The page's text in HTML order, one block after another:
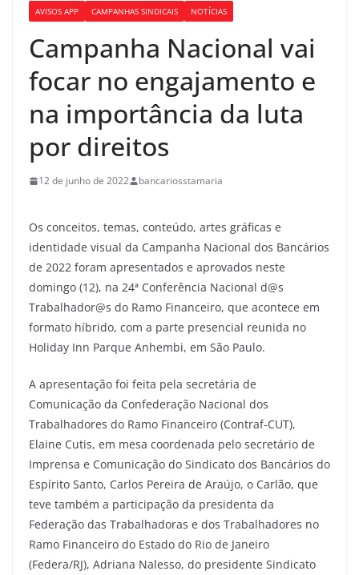
AVISOS APP CAMPANHAS SINDICAIS NOTÍCIAS
Campanha Nacional vai
focar no engajamento e
na importância da luta
por direitos
12 de junho de 2022 bancariosstamaria
Os conceitos, temas, conteúdo, artes gráficas e
identidade visual da Campanha Nacional dos Bancários
de 2022 foram apresentados e aprovados neste
domingo (12), na 24ª Conferência Nacional d@s
Trabalhador@s do Ramo Financeiro, que acontece em
formato híbrido, com a parte presencial reunida no
Holiday Inn Parque Anhembi, em São Paulo.
A apresentação foi feita pela secretária de
Comunicação da Confederação Nacional dos
Trabalhadores do Ramo Financeiro (Contraf-CUT),
Elaine Cutis, em mesa coordenada pelo secretário de
Imprensa e Comunicação do Sindicato dos Bancários do
Espírito Santo, Carlos Pereira de Araújo, o Carlão, que
teve também a participação da presidenta da
Federação das Trabalhadoras e dos Trabalhadores no
Ramo Financeiro do Estado do Rio de Janeiro
(Federa/RJ), Adriana Nalesso, do presidente Sindicato